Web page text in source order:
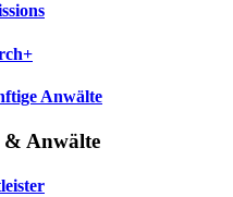
Anwälte
& Anwälte